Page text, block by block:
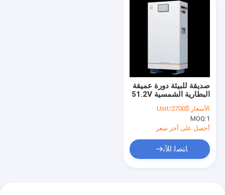
صديقة للبيئة دورة عميقة
البطارية الشمسية 51.2V
ليثيوم
الأسعار:$2700/Unit
MOQ:1
أحصل على آخر سعر
ﺎﺘﺼﻟ ﺍﻶﻧ